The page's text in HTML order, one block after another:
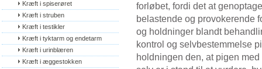
Kræft i spiserøret
Kræft i struben
Kræft i testikler
Kræft i tyktarm og endetarm
Kræft i urinblæren
Kræft i æggestokken
forløbet, fordi det at
belastende og provokerende
og holdninger blandt
kontrol og selvbestemmelse
holdningen den, at pigen